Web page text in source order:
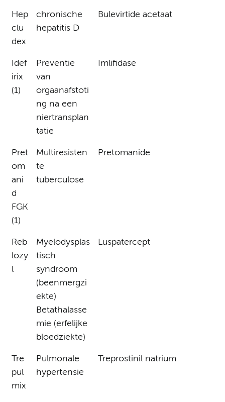
Hep
clu
dex
chronische
hepatitis D
Bulevirtide acetaat
Idef
irix
(1)
Preventie
van
orgaanafstoti
ng na een
niertransplan
tatie
Imlifidase
Pret
om
ani
d
FGK
(1)
Multiresisten
te
tuberculose
Pretomanide
Reb
lozy
l
Myelodysplas
tisch
syndroom
(beenmergzi
ekte)
Betathalasse
mie (erfelijke
bloedziekte)
Luspatercept
Tre
pul
mix
Pulmonale
hypertensie
Treprostinil natrium